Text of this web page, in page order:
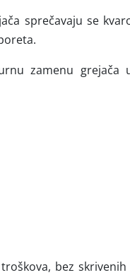
sprečavaju se
zamenu grejača
bez